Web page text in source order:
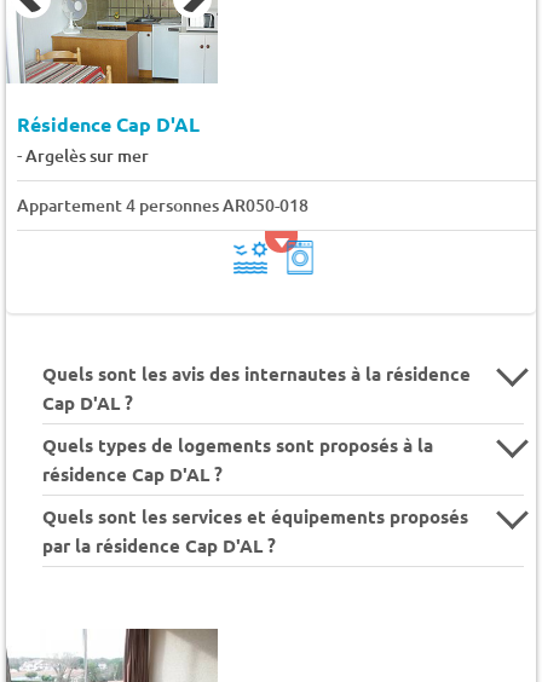
Résidence Cap D'AL
-Argelès sur mer
Appartement 4 personnes AR050-018
Quels sont les avis des internautes à la résidence
Cap D'AL ?
Quels types de logements sont proposés à la
résidence Cap D'AL ?
Quels sont les services et équipements proposés
par la résidence Cap D'AL ?